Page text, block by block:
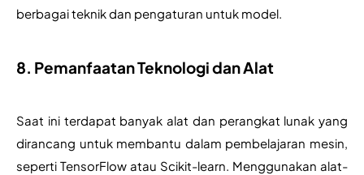
berbagai teknik dan pengaturan untuk model.
8. Pemanfaatan Teknologi dan Alat
Saat ini terdapat banyak alat dan perangkat lunak yang
dirancang untuk membantu dalam pembelajaran mesin,
seperti TensorFlow atau Scikit-learn. Menggunakan alat-